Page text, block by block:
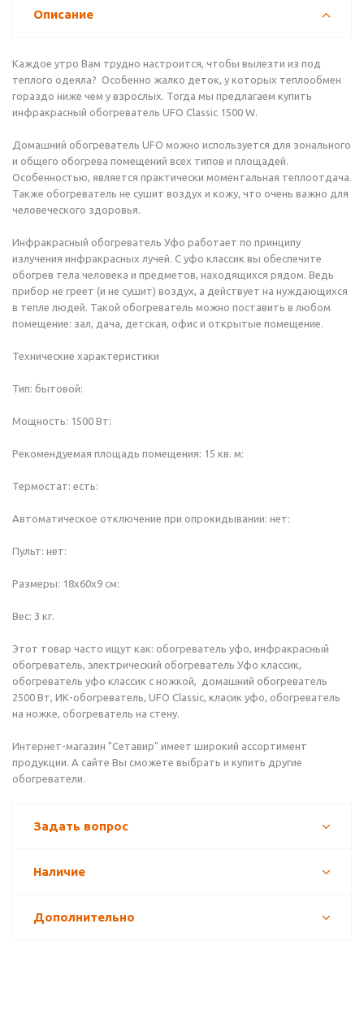
Описание
Каждое утро Вам трудно настроится, чтобы вылезти из под
теплого одеяла? Особенно жалко деток, у которых теплообмен
гораздо ниже чем у взрослых. Тогда мы предлагаем купить
инфракрасный обогреватель UFO Classic 1500 W.
Домашний обогреватель UFO можно используется для зонального
и общего обогрева помещений всех типов и площадей.
Особенностью, является практически моментальная теплоотдача.
Также обогреватель не сушит воздух и кожу, что очень важно для
человеческого здоровья.
Инфракрасный обогреватель Уфо работает по принципу
излучения инфракрасных лучей. С уфо классик вы обеспечите
обогрев тела человека и предметов, находящихся рядом. Ведь
прибор не греет (и не сушит) воздух, а действует на нуждающихся
в тепле людей. Такой обогреватель можно поставить в любом
помещение: зал, дача, детская, офис и открытые помещение.
Технические характеристики
Тип: бытовой:
Мощность: 1500 Вт:
Рекомендуемая площадь помещения: 15 кв. м:
Термостат: есть:
Автоматическое отключение при опрокидывании: нет:
Пульт: нет:
Размеры: 18х60х9 см:
Вес: 3 кг.
Этот товар часто ищут как: обогреватель уфо, инфракрасный
обогреватель, электрический обогреватель Уфо классик,
обогреватель уфо классик с ножкой, домашний обогреватель
2500 Вт, ИК-обогреватель, UFO Classic, класик уфо, обогреватель
на ножке, обогреватель на стену.
Интернет-магазин "Сетавир" имеет широкий ассортимент
продукции. А сайте Вы сможете выбрать и купить другие
обогреватели.
Задать вопрос
Наличие
Дополнительно